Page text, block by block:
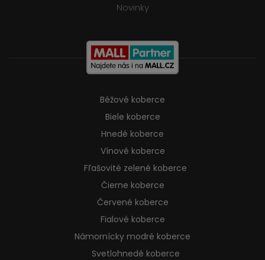
Novinky
Béžové koberce
Biele koberce
Hnedé koberce
Vínové koberce
Fľašovité zelené koberce
Čierne koberce
Červené koberce
Fialové koberce
Námornícky modré koberce
Svetlohnedé koberce